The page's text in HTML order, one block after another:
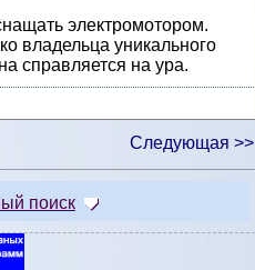
электромотором.
владельца уникального
справляется на ура.
Следующая >>
поиск